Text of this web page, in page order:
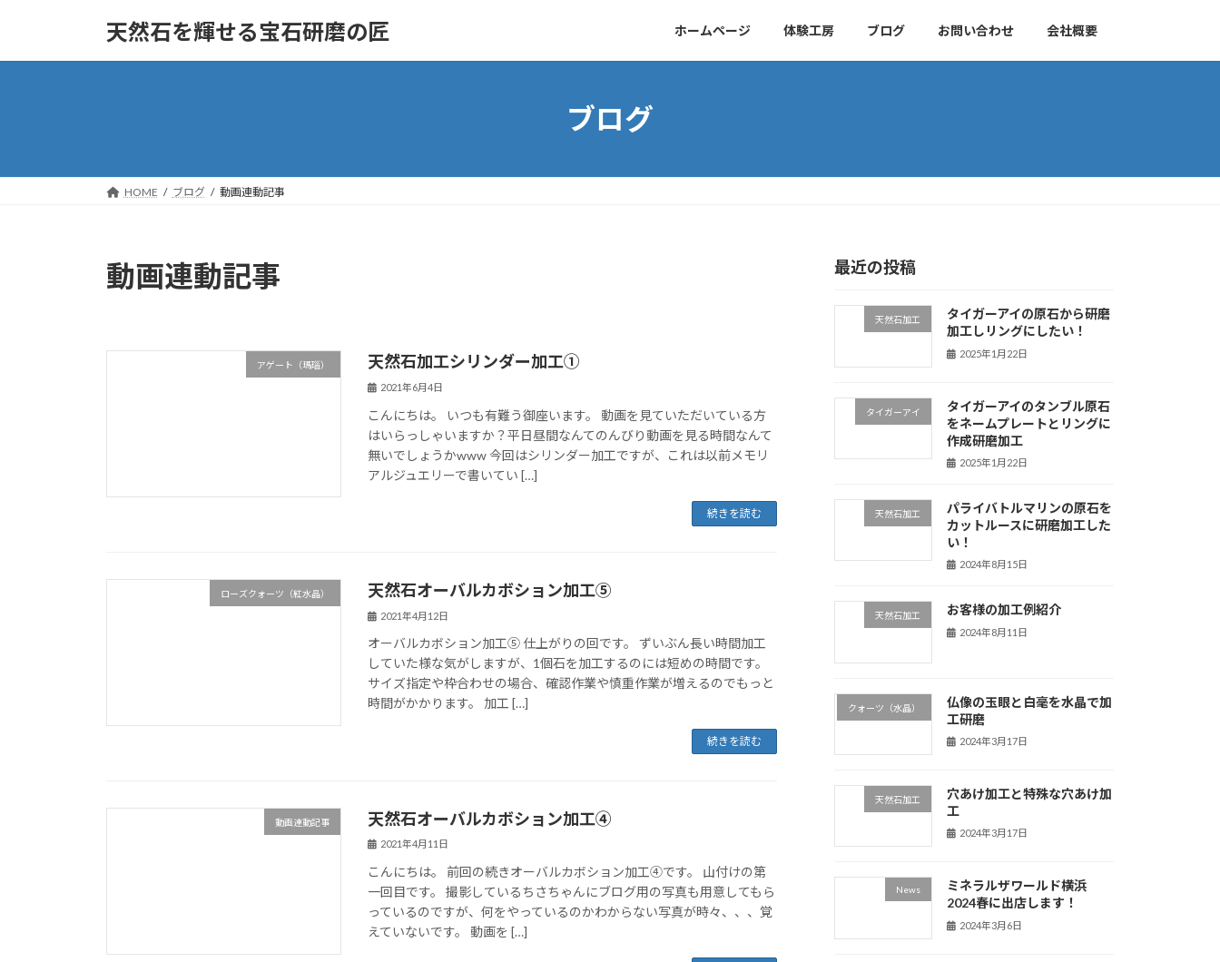
天然石を輝せる宝石研磨の匠 ホームページ 体験工房 ブログ お問い合わせ 会社概要
ブログ
HOME ブログ 動画連動記事
動画連動記事
アゲート（瑪瑙） 天然石加工シリンダー加工①
2021年6月4日
こんにちは。 いつも有難う御座います。 動画を見ていただいている方
はいらっしゃいますか？平日昼間なんてのんびり動画を見る時間なんて
無いでしょうかwww 今回はシリンダー加工ですが、これは以前メモリ
アルジュエリーで書いてい […]
続きを読む
ローズクォーツ（紅水晶） 天然石オーバルカボション加工⑤
2021年4月12日
オーバルカボション加工⑤ 仕上がりの回です。 ずいぶん長い時間加工
していた様な気がしますが、1個石を加工するのには短めの時間です。
サイズ指定や枠合わせの場合、確認作業や慎重作業が増えるのでもっと
時間がかかります。 加工 […]
続きを読む
動画連動記事 天然石オーバルカボション加工④
2021年4月11日
こんにちは。 前回の続きオーバルカボション加工④です。 山付けの第
一回目です。 撮影しているちさちゃんにブログ用の写真も用意してもら
っているのですが、何をやっているのかわからない写真が時々、、、覚
えていないです。 動画を […]
最近の投稿
天然石加工
タイガーアイの原石から研磨
加工しリングにしたい！
2025年1月22日
タイガーアイ
タイガーアイのタンブル原石
をネームプレートとリングに
作成研磨加工
2025年1月22日
天然石加工
パライバトルマリンの原石を
カットルースに研磨加工した
い！
2024年8月15日
天然石加工 お客様の加工例紹介
2024年8月11日
クォーツ（水晶）
仏像の玉眼と白毫を水晶で加
工研磨
2024年3月17日
天然石加工
穴あけ加工と特殊な穴あけ加
工
2024年3月17日
News
ミネラルザワールド横浜
2024春に出店します！
2024年3月6日